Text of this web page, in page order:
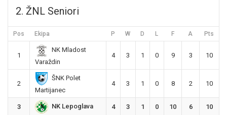
2. ŽNL Seniori
Pos Ekipa P W D L F A Pts
1
NK Mladost
Varaždin
4 3 1 0 9 3 10
2
ŠNK Polet
Martijanec
4 3 1 0 8 2 10
3 NK Lepoglava 4 3 1 0 10 6 10